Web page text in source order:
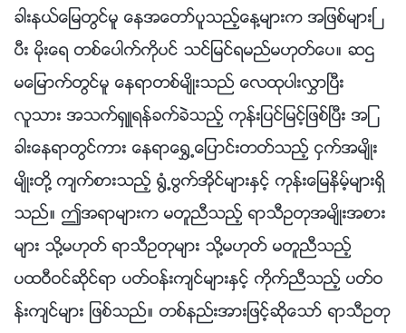
ခားနယ္ေျမတြင္မူ ေနအေတာ္ပူသည့္ေန႔မ်ားက အျဖစ္မ်ားၿ
ပီး မိုးေရ တစ္ေပါက္ကိုပင္ သင္ျမင္ရမည္မဟုတ္ေပ။ ဆဌ
မေျမာက္တြင္မူ ေနရာတစ္မ်ိဳးသည္ ေလထုပါးလႊာၿပီး
လူသား အသက္ရွဴရန္ခက္ခဲသည့္ ကုန္းျပင္ျမင့္ျဖစ္ၿပီး အျ
ခားေနရာတြင္ကား ေနရာေ႐ႊ႕ေျပာင္းတတ္သည့္ ငွက္အမ်ိဳး
မ်ိဳးတို႔ က်က္စားသည့္ ႐ြံ႕ဗြက္အိုင္မ်ားႏွင့္ ကုန္းေျမနိမ့္မ်ားရွိ
သည္။ ဤအရာမ်ားက မတူညီသည့္ ရာသီဥတုအမ်ိဳးအစား
မ်ား သို႔မဟုတ္ ရာသီဥတုမ်ား သို႔မဟုတ္ မတူညီသည့္
ပထဝီဝင္ဆိုင္ရာ ပတ္ဝန္းက်င္မ်ားႏွင့္ ကိုက္ညီသည့္ ပတ္ဝ
န္းက်င္မ်ား ျဖစ္သည္။ တစ္နည္းအားျဖင့္ဆိုေသာ္ ရာသီဥတု